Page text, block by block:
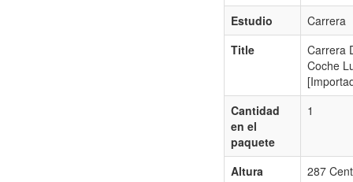
Estudio
Carrera
Title
Carrera
Coche
Cantidad
en el
paquete
1
Altura 287